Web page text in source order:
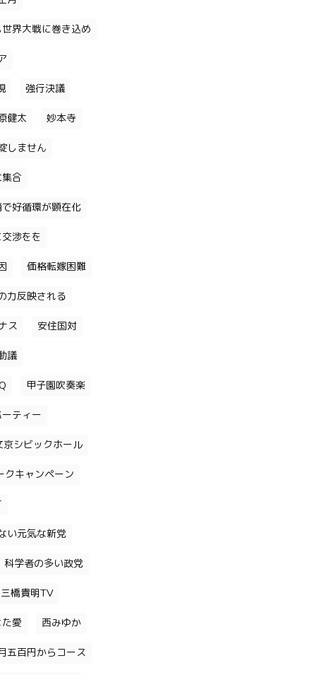
界大戦に巻き込め
強行決議
健太 妙本寺
しません
合
好循環が顕在化
渉をを
価格転嫁困難
力反映される
ス 安住国対
議
甲子園吹奏楽
ティー
京シビックホール
クキャンペーン
い元気な新党
科学者の多い政党
三橋貴明TV
愛 西みゆか
五百円からコース